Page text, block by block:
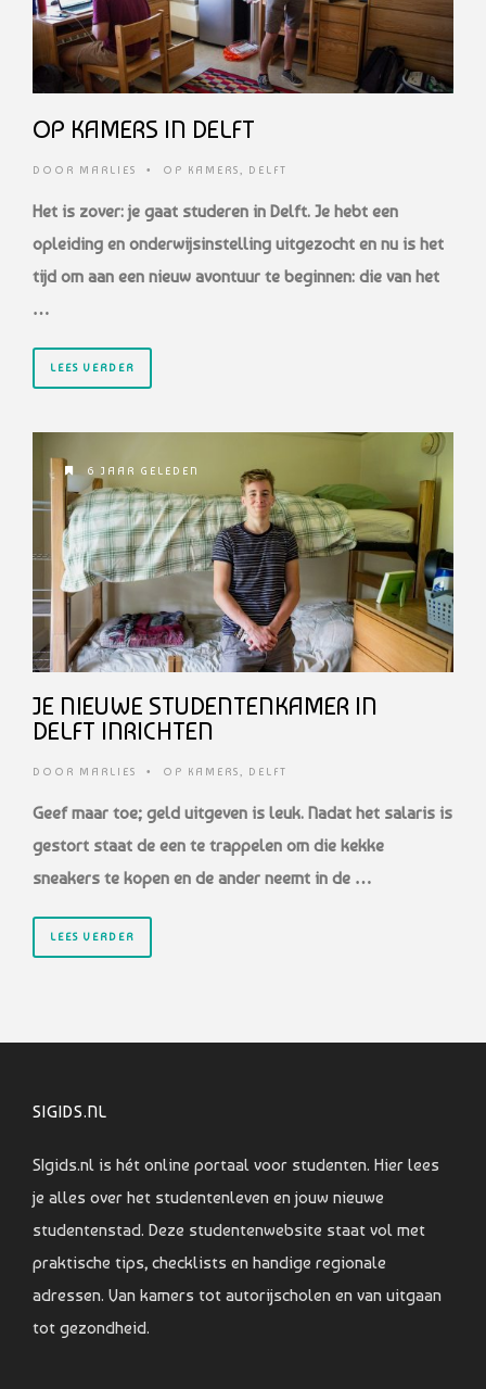
OP KAMERS IN DELFT
DOOR MARLIES • OP KAMERS, DELFT
Het is zover: je gaat studeren in Delft. Je hebt een
opleiding en onderwijsinstelling uitgezocht en nu is het
tijd om aan een nieuw avontuur te beginnen: die van het
…
LEES VERDER
6 JAAR GELEDEN
JE NIEUWE STUDENTENKAMER IN
DELFT INRICHTEN
DOOR MARLIES • OP KAMERS, DELFT
Geef maar toe; geld uitgeven is leuk. Nadat het salaris is
gestort staat de een te trappelen om die kekke
sneakers te kopen en de ander neemt in de …
LEES VERDER
SIGIDS.NL
SIgids.nl is hét online portaal voor studenten. Hier lees
je alles over het studentenleven en jouw nieuwe
studentenstad. Deze studentenwebsite staat vol met
praktische tips, checklists en handige regionale
adressen. Van kamers tot autorijscholen en van uitgaan
tot gezondheid.